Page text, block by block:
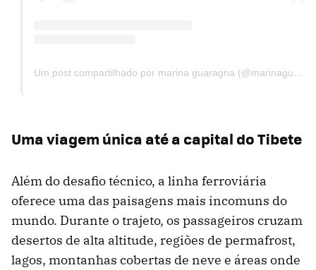
Um post compartilhado por marina guaragna (@marinaguaragna)
Uma viagem única até a capital do Tibete
Além do desafio técnico, a linha ferroviária
oferece uma das paisagens mais incomuns do
mundo. Durante o trajeto, os passageiros cruzam
desertos de alta altitude, regiões de permafrost,
lagos, montanhas cobertas de neve e áreas onde